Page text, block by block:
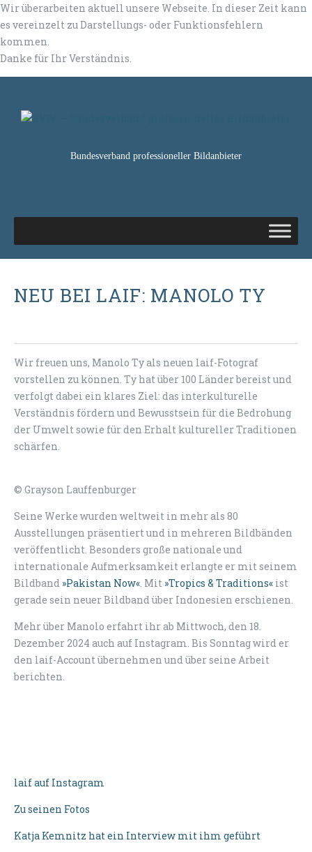
Wir überarbeiten aktuell unsere Webseite. In dieser Zeit kann
es vereinzelt zu Darstellungs- oder Funktionsfehlern
kommen.
Danke für Ihr Verständnis.
Bundesverband professioneller Bildanbieter
NEU BEI LAIF: MANOLO TY
Wir freuen uns, Manolo Ty als neuen laif-Fotograf
vorstellen zu können. Ty hat über 100 Länder bereist und
verfolgt dabei ein klares Ziel: das interkulturelle
Verständnis fördern und Bewusstsein für die Bedrohung
der Umwelt sowie für den Erhalt kultureller Traditionen
schärfen.
© Grayson Lauffenburger
Seine Werke wurden weltweit in mehr als 80
Ausstellungen präsentiert und in mehreren Bildbänden
veröffentlicht. Besonders große nationale und
internationale Aufmerksamkeit erlangte er mit seinem
Bildband »Pakistan Now«. Mit »Tropics & Traditions« ist
gerade sein neuer Bildband über Indonesien erschienen.
Mehr über Manolo erfahrt ihr ab Mittwoch, den 18.
Dezember 2024 auch auf Instagram. Bis Sonntag wird er
den laif-Account übernehmen und über seine Arbeit
berichten.
laif auf Instagram
Zu seinen Fotos
Katja Kemnitz hat ein Interview mit ihm geführt